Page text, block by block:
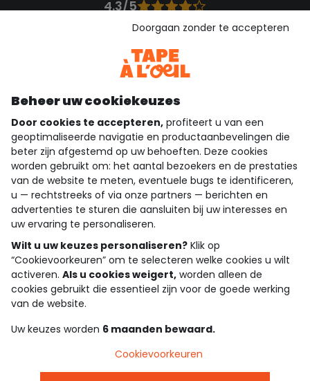
4.3/5
Bekijk de vertrouwensverklaring
Download onze applicatie
Ontdek onze applicatie
wie zijn we?
hulp nodig
loyalty club
onze catalogus
Algemene verkoop en gebruiksvoorwaarden
Privacybeleid
Cookies en persoonsgegevens
Beheer uw cookiekeuzes
Door cookies te accepteren, profiteert u van een
geoptimaliseerde navigatie en productaanbevelingen die
beter zijn afgestemd op uw behoeften. Deze cookies
worden gebruikt om: het aantal bezoekers en de prestaties
van de website te meten, eventuele bugs te identificeren,
u — rechtstreeks of via onze partners — berichten en
advertenties te sturen die aansluiten bij uw interesses en
uw ervaring te personaliseren.
Wilt u uw keuzes personaliseren? Klik op
“Cookievoorkeuren” om te selecteren welke cookies u wilt
activeren. Als u cookies weigert, worden alleen de
cookies gebruikt die essentieel zijn voor de goede werking
van de website.
Uw keuzes worden 6 maanden bewaard.
Doorgaan zonder te accepteren
Cookievoorkeuren